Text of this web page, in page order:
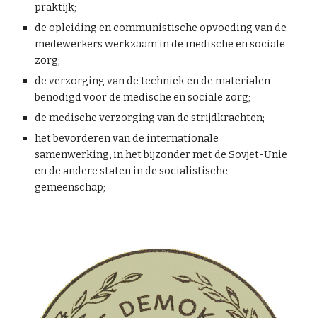
praktijk;
de opleiding en communistische opvoeding van de
medewerkers werkzaam in de medische en sociale
zorg;
de verzorging van de techniek en de materialen
benodigd voor de medische en sociale zorg;
de medische verzorging van de strijdkrachten;
het bevorderen van de internationale
samenwerking, in het bijzonder met de Sovjet-Unie
en de andere staten in de socialistische
gemeenschap;